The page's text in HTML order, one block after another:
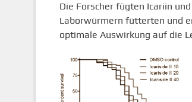
Die Forscher fügten Icariin
Laborwürmern fütterten und
optimale Auswirkung auf die